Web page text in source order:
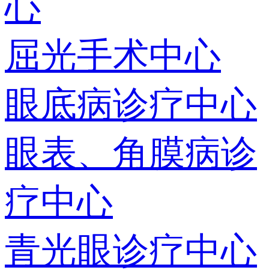
屈光手术中心
眼底病诊疗中心
眼表、角膜病诊
疗中心
青光眼诊疗中心